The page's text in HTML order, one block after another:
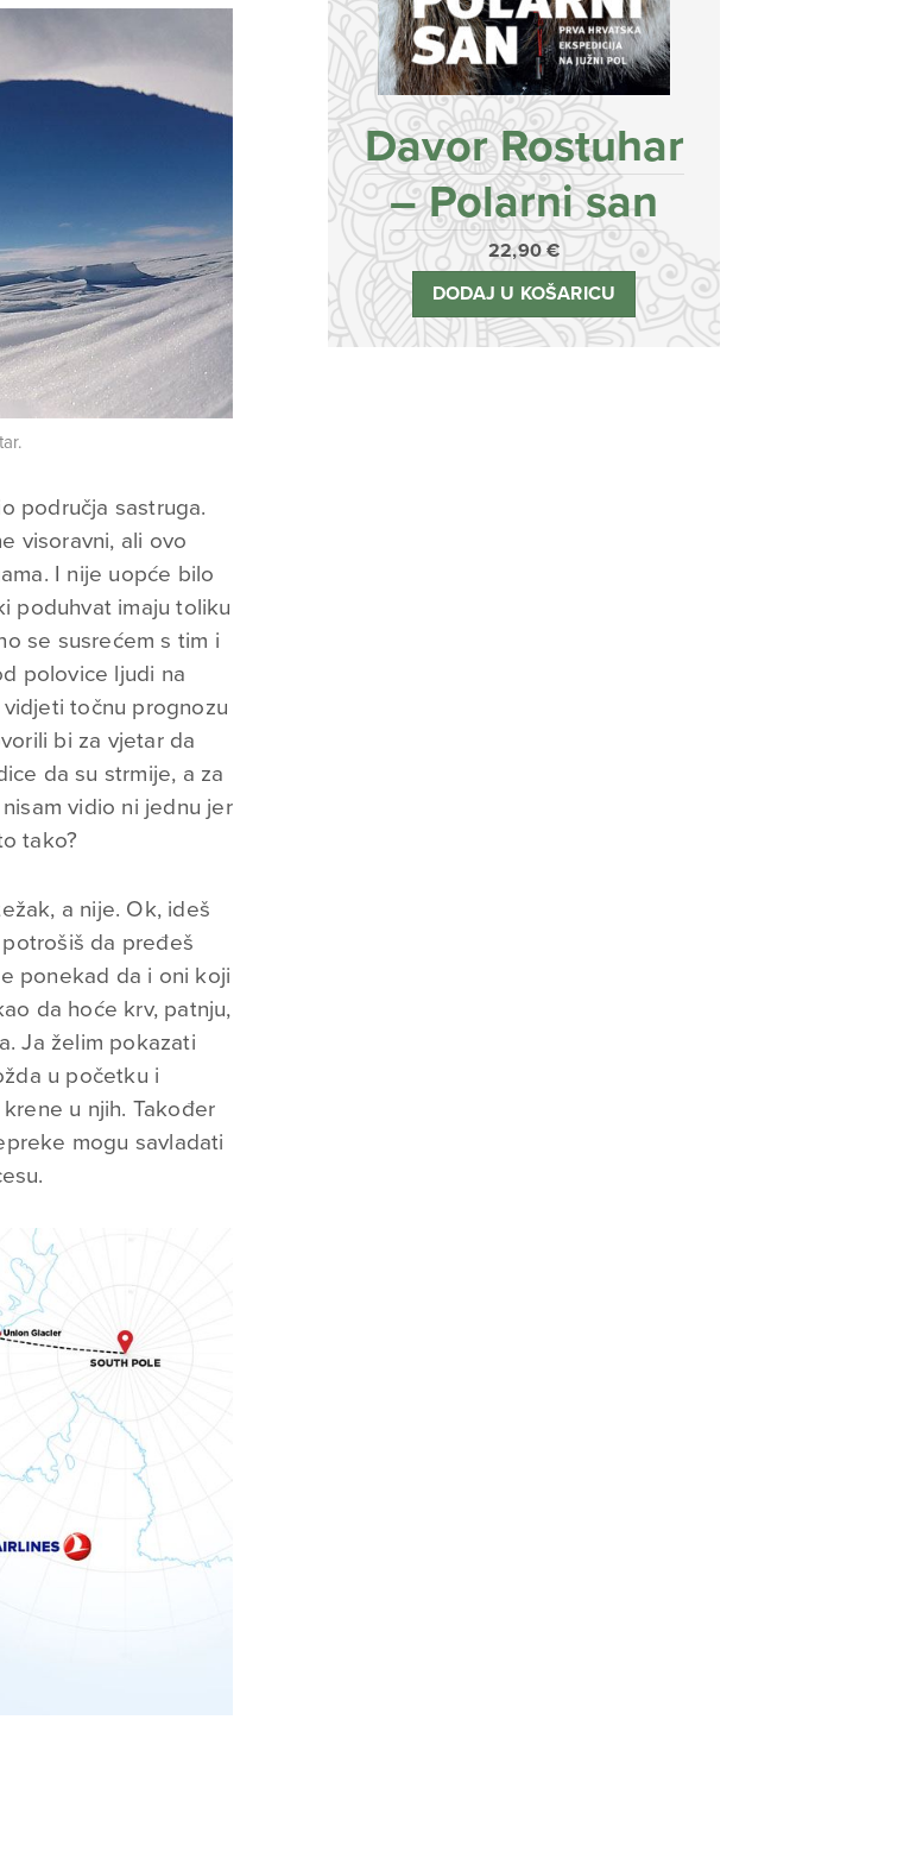
područja sastruga.
visoravni, ali ovo
I nije uopće bilo
poduhvat imaju toliku
se susrećem s tim i
polovice ljudi na
točnu prognozu
bi za vjetar da
da su strmije, a za
vidio ni jednu jer
tako?
a nije. Ok, ideš
da pređeš
ponekad da i oni koji
da hoće krv, patnju,
Ja želim pokazati
u početku i
u njih. Također
mogu savladati
Davor Rostuhar
– Polarni san
22,90€
DODAJ U KOŠARICU